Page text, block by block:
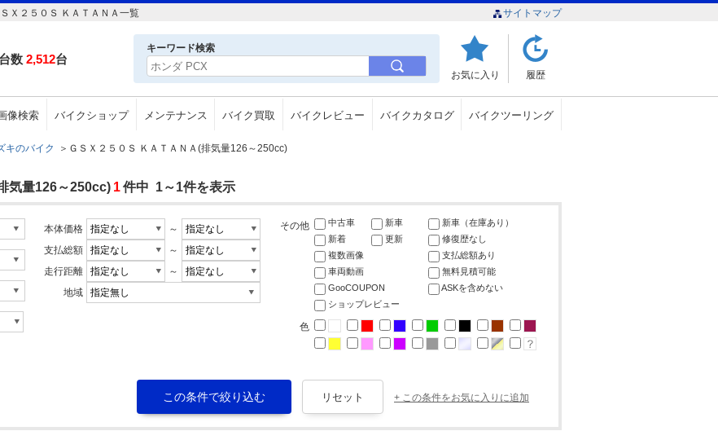
Ｘ２５０Ｓ ＫＡＴＡＮＡ一覧 サイトマップ
数 2,512台
キーワード検索
お気に入り 履歴
像検索 バイクショップ メンテナンス バイク買取 バイクレビュー バイクカタログ バイクツーリング
キのバイク ＞ ＧＳＸ２５０Ｓ ＫＡＴＡＮＡ(排気量126～250cc)
気量126～250cc) 1件中 1～1件を表示
本体価格
～
支払総額
～
走行距離
～
地域
その他 中古車 新車
新車（在庫あり）
新着
更新
修復歴なし
複数画像
支払総額あり
車両動画
無料見積可能
GooCOUPON
ASKを含めない
ショップレビュー
色
+ この条件をお気に入りに追加